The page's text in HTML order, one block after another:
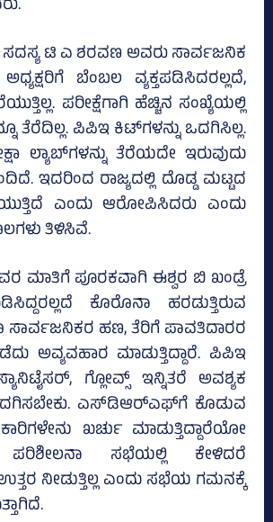
ಟಿ ಎ ಶರವಣ ಅವರು ಸಾರ್ವಜನಿಕ
ಬೆಂಬಲ ವ್ಯಕ್ತಪಡಿಸಿದರಲ್ಲದೆ,
ಪರೀಕ್ಷೆಗಾಗಿ ಹೆಚ್ಚಿನ ಸಂಖ್ಯೆಯಲ್ಲಿ
ತೆರೆದಿಲ್ಲ. ಪಿಪಿಇ ಕಿಟ್‌ಗಳನ್ನು ಒದಗಿಸಿಲ್ಲ.
ಲ್ಯಾಬ್‌ಗಳನ್ನು ತೆರೆಯದೇ ಇರುವುದು
ಇದರಿಂದ ರಾಜ್ಯದಲ್ಲಿ ದೊಡ್ಡ ಮಟ್ಟದ
ಎಂದು ಆರೋಪಿಸಿದರು ಎಂದು
ತಿಳಿಸಿವೆ.
ಮಾತಿಗೆ ಪೂರಕವಾಗಿ ಈಶ್ವರ ಬಿ ಖಂಡ್ರೆ
ಕೊರೊನಾ ಹರಡುತ್ತಿರುವ
ಹಣ, ತೆರಿಗೆ ಪಾವತಿದಾರರ
ಅವ್ಯವಹಾರ ಮಾಡುತ್ತಿದ್ದಾರೆ. ಪಿಪಿಇ
ಗ್ಲೋವ್ಸ್‌ ಇನ್ನಿತರೆ ಅವಶ್ಯಕ
ಎಸ್‌ಡಿಆರ್‌ಎಫ್‌ಗೆ ಕೊಡುವ
ಖರ್ಚು ಮಾಡುತ್ತಿದ್ದಾರೆಯೋ
ಸಭೆಯಲ್ಲಿ ಕೇಳಿದರೆ
ನೀಡುತ್ತಿಲ್ಲ ಎಂದು ಸಭೆಯ ಗಮನಕ್ಕೆ